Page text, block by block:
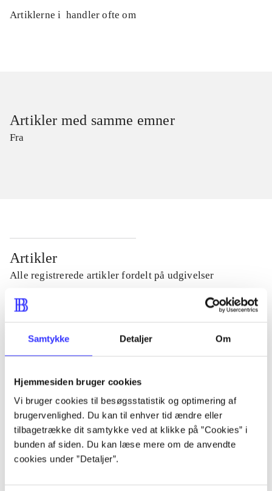
Samtykke Detaljer Om
Hjemmesiden bruger cookies
Vi bruger cookies til besøgsstatistik og optimering af
brugervenlighed. Du kan til enhver tid ændre eller
tilbagetrække dit samtykke ved at klikke på ”Cookies” i
bunden af siden. Du kan læse mere om de anvendte
cookies under ”Detaljer”.
Artiklerne i handler ofte om
Artikler med samme emner
Fra
Artikler
Alle registrerede artikler fordelt på udgivelser
...
...
...